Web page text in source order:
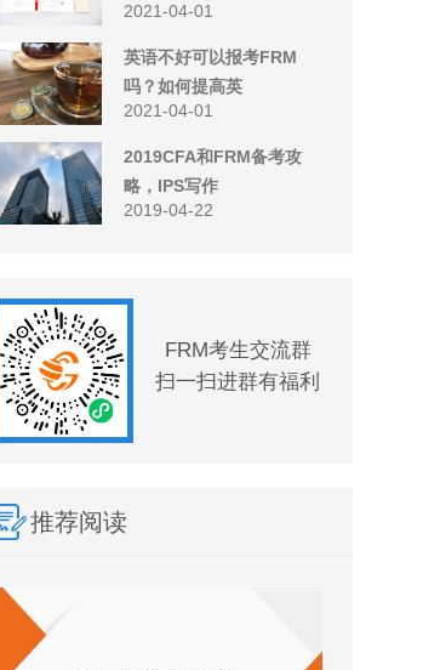
2021-04-01
英语不好可以报考FRM
吗？如何提高英
2021-04-01
2019CFA和FRM备考攻
略，IPS写作
2019-04-22
FRM考生交流群
扫一扫进群有福利
推荐阅读